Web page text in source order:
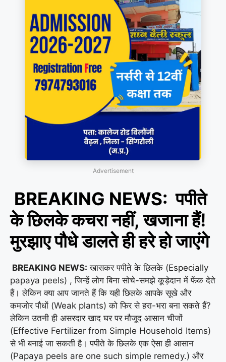
Advertisement
BREAKING NEWS: पपीते
के छिलके कचरा नहीं, खजाना हैं!
मुरझाए पौधे डालते ही हरे हो जाएंगे
BREAKING NEWS: खासकर पपीते के छिलके (Especially
papaya peels) , जिन्हें लोग बिना सोचे-समझे कूड़ेदान में फेंक देते
हैं। लेकिन क्या आप जानते हैं कि यही छिलके आपके सूखे और
कमजोर पौधों (Weak plants) को फिर से हरा-भरा बना सकते हैं?
लेकिन उतनी ही असरदार खाद घर पर मौजूद आसान चीजों
(Effective Fertilizer from Simple Household Items)
से भी बनाई जा सकती है। पपीते के छिलके एक ऐसा ही आसान
(Papaya peels are one such simple remedy.) और